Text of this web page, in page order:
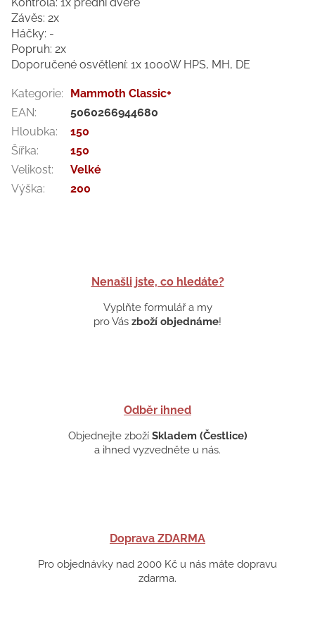
Nenašli jste, co hledáte?
Vyplňte formulář a my
pro Vás zboží objednáme!
Odběr ihned
Objednejte zboží Skladem (Čestlice)
a ihned vyzvedněte u nás.
Doprava ZDARMA
Pro objednávky nad 2000 Kč u nás máte dopravu
zdarma.
Závěs: 2x
Háčky: -
Popruh: 2x
Doporučené osvětlení: 1x 1000W HPS, MH, DE
Kategorie:
Mammoth Classic+
EAN:
5060266944680
Hloubka:
150
Šířka:
150
Velikost:
Velké
Výška: 200